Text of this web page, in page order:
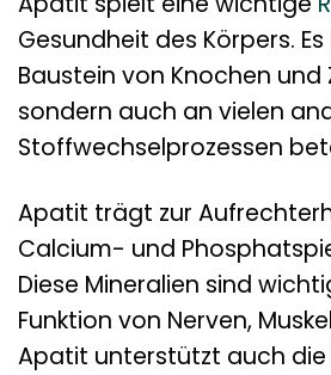
Gesundheit des Körpers.
Baustein von Knochen und
sondern auch an vielen
Stoffwechselprozessen
Apatit trägt zur
Calcium- und
Diese Mineralien sind
Funktion von Nerven,
Apatit unterstützt auch die